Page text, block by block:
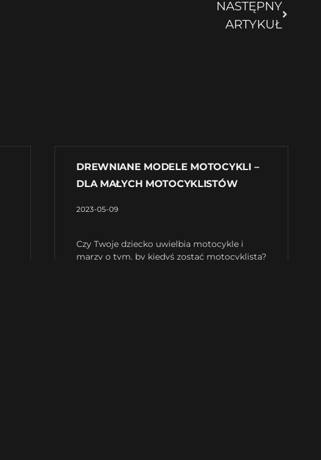
NASTĘPNY
ARTYKUŁ
DREWNIANE MODELE MOTOCYKLI –
DLA MAŁYCH MOTOCYKLISTÓW
2023-05-09
Czy Twoje dziecko uwielbia motocykle i
marzy o tym, by kiedyś zostać motocyklistą?